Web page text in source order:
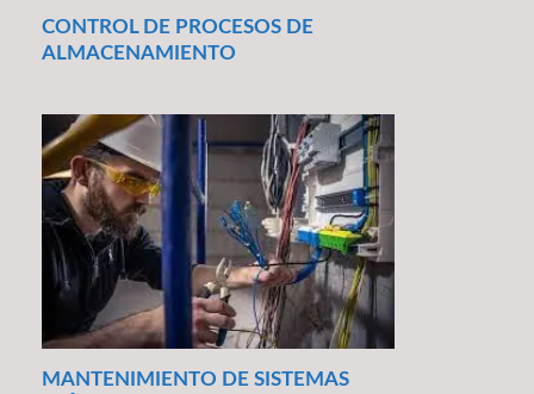
CONTROL DE PROCESOS DE
ALMACENAMIENTO
MANTENIMIENTO DE SISTEMAS